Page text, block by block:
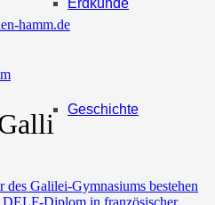
Geschichte
hamm.de
des Galilei-Gymnasiums bestehen
DELF-Diplom in französischer